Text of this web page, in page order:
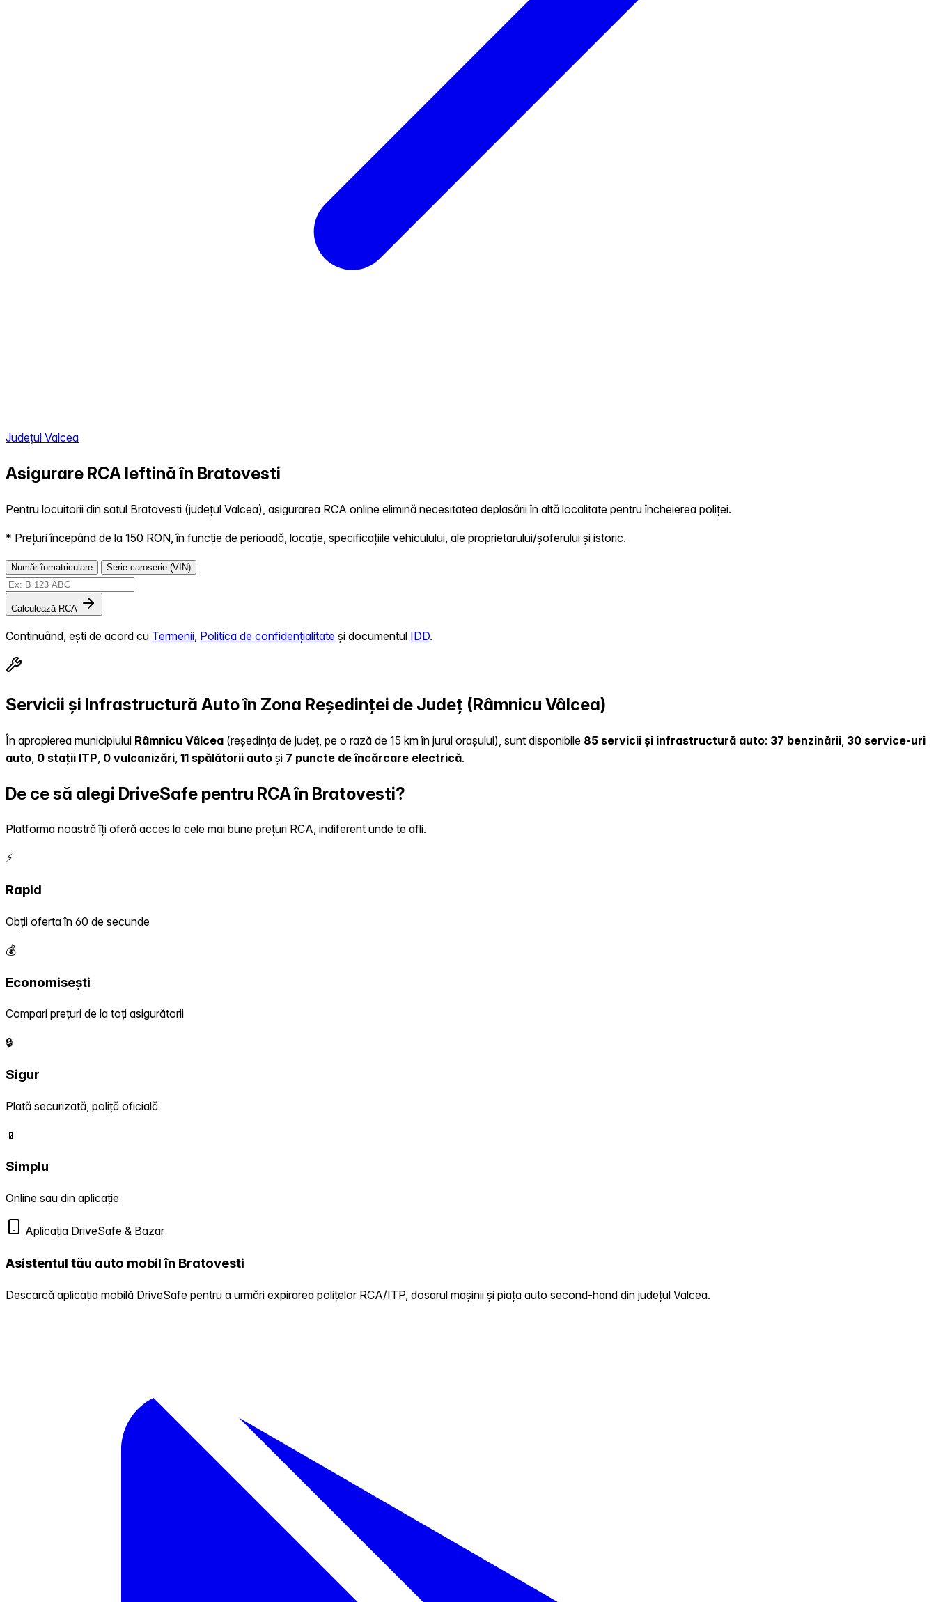
Județul Valcea
Asigurare RCA Ieftină în Bratovesti
Pentru locuitorii din satul Bratovesti (județul Valcea), asigurarea RCA online elimină necesitatea deplasării în altă localitate pentru încheierea poliței.
* Prețuri începând de la 150 RON, în funcție de perioadă, locație, specificațiile vehiculului, ale proprietarului/șoferului și istoric.
Număr înmatriculare Serie caroserie (VIN)
Calculează RCA
Continuând, ești de acord cu Termenii Politica de confidențialitate și documentul IDD.
Servicii și Infrastructură Auto în Zona Reședinței de Județ (Râmnicu Vâlcea)
În apropierea municipiului Râmnicu Vâlcea (reședința de județ, pe o rază de 15 km în jurul orașului), sunt disponibile 85 servicii și infrastructură auto: 37 benzinării 30 service-uri
auto 0 stații ITP 0 vulcanizări 11 spălătorii auto și 7 puncte de încărcare electrică.
De ce să alegi DriveSafe pentru RCA în Bratovesti?
Platforma noastră îți oferă acces la cele mai bune prețuri RCA, indiferent unde te afli.
⚡
Rapid
Obții oferta în 60 de secunde
💰
Economisești
Compari prețuri de la toți asigurătorii
🔒
Sigur
Plată securizată, poliță oficială
📱
Simplu
Online sau din aplicație
Aplicația DriveSafe & Bazar
Asistentul tău auto mobil în Bratovesti
Descarcă aplicația mobilă DriveSafe pentru a urmări expirarea polițelor RCA/ITP, dosarul mașinii și piața auto second-hand din județul Valcea.